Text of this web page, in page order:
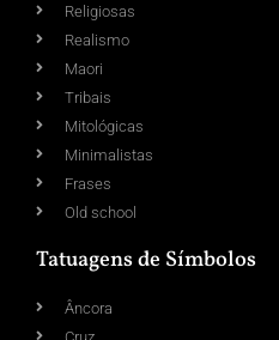
Religiosas
Realismo
Maori
Tribais
Mitológicas
Minimalistas
Frases
Old school
Tatuagens de Símbolos
Âncora